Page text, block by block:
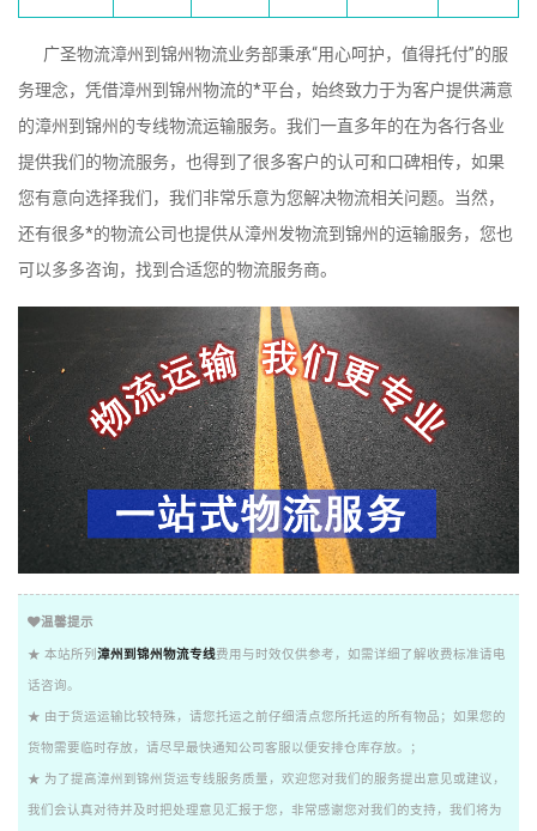
广圣物流漳州到锦州物流业务部秉承“用心呵护，值得托付”的服
务理念，凭借漳州到锦州物流的*平台，始终致力于为客户提供满意
的漳州到锦州的专线物流运输服务。我们一直多年的在为各行各业
提供我们的物流服务，也得到了很多客户的认可和口碑相传，如果
您有意向选择我们，我们非常乐意为您解决物流相关问题。当然，
还有很多*的物流公司也提供从漳州发物流到锦州的运输服务，您也
可以多多咨询，找到合适您的物流服务商。
温馨提示
★ 本站所列 漳州到锦州物流专线费用与时效仅供参考，如需详细了解收费标准请电
话咨询。
★ 由于货运运输比较特殊，请您托运之前仔细清点您所托运的所有物品；如果您的
货物需要临时存放，请尽早最快通知公司客服以便安排仓库存放。；
★ 为了提高漳州到锦州货运专线服务质量，欢迎您对我们的服务提出意见或建议，
我们会认真对待并及时把处理意见汇报于您，非常感谢您对我们的支持，我们将为